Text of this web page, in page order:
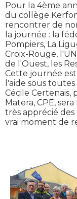
Pour la 4ème
du collège
rencontrer de
la journée : la
Pompiers, La
Croix-Rouge,
de l'Ouest, les
Cette journée
l'aide sous
Cécile Certenais,
Matera, CPE,
très apprécié
vrai moment de